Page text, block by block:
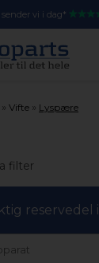
sender vi i dag*
» Vifte » Lyspære
filter
reservedel